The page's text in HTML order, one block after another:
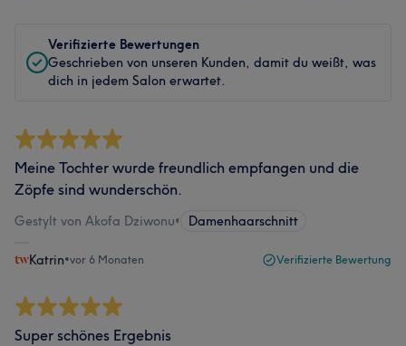
Verifizierte Bewertungen
Geschrieben von unseren Kunden, damit du weißt, was
dich in jedem Salon erwartet.
Meine Tochter wurde freundlich empfangen und die
Zöpfe sind wunderschön.
Gestylt von Akofa Dziwonu• Damenhaarschnitt
Katrin•vor 6 Monaten Verifizierte Bewertung
Super schönes Ergebnis